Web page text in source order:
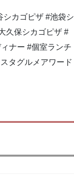
シカゴピザ #池袋シ
久保シカゴピザ #
ナー #個室ランチ
タグルメアワード